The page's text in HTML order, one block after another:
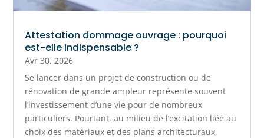
Attestation dommage ouvrage : pourquoi
est-elle indispensable ?
Avr 30, 2026
Se lancer dans un projet de construction ou de
rénovation de grande ampleur représente souvent
l’investissement d’une vie pour de nombreux
particuliers. Pourtant, au milieu de l’excitation liée au
choix des matériaux et des plans architecturaux,